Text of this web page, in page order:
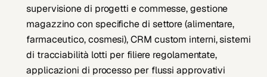
supervisione di progetti e commesse, gestione
magazzino con specifiche di settore (alimentare,
farmaceutico, cosmesi), CRM custom interni, sistemi
di tracciabilità lotti per filiere regolamentate,
applicazioni di processo per flussi approvativi